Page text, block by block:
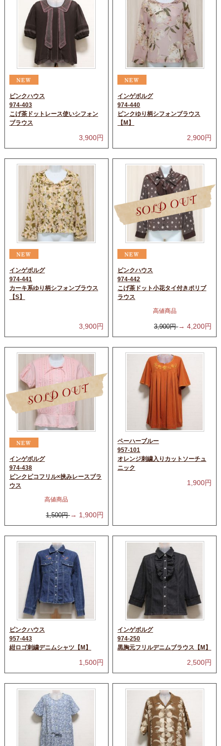
ピンクハウス
974-403
こげ茶ドットレース使いシフォン
ブラウス
3,900円
インゲボルグ
974-440
ピンクゆり柄シフォンブラウス
【M】
2,900円
インゲボルグ
974-441
カーキ系ゆり柄シフォンブラウス
【S】
3,900円
ピンクハウス
974-442
こげ茶ドット小花タイ付きポリブ
ラウス
高値商品
3,900円→ 4,200円
インゲボルグ
974-438
ピンクピコフリル×挟みレースブラ
ウス
高値商品
1,500円→ 1,900円
ペーハーブルー
957-101
オレンジ刺繍入りカットソーチュ
ニック
1,900円
ピンクハウス
957-443
紺ロゴ刺繍デニムシャツ【M】
1,500円
インゲボルグ
974-250
黒胸元フリルデニムブラウス【M】
2,500円